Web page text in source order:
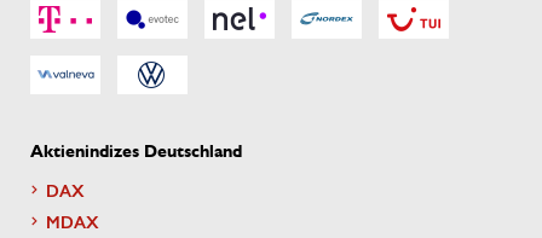
Aktienindizes Deutschland
DAX
MDAX